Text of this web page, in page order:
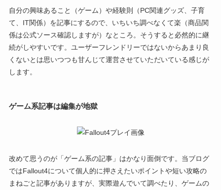
自分の興味あること（ゲーム）や経験則（PC関連グッズ、子育
て、IT関係）を記事にするので、いちいち調べなくて楽（商品関
係は公式ソース確認しますが）なところ。そうすると必然的に継
続がしやすいです。ユーザーフレンドリーではないからあまり良
くないとは思いつつも甘んじて運営させていただいている感じが
します。
ゲーム系記事は編集が地獄
改めて思うのが「ゲーム系の記事」はかなり面倒です。当ブログ
ではFallout4について個人的に押さえたいポイントや短い攻略の
まねごと記事がありますが、実際遊んでいて調べたり、ゲームの